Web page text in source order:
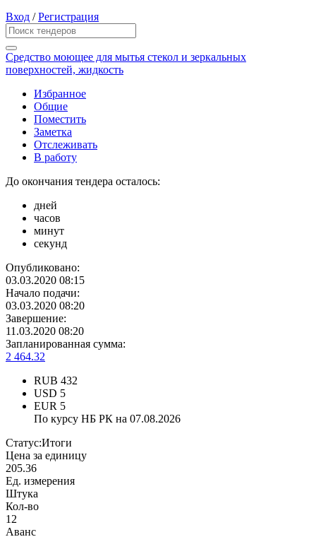
Вход /Регистрация
Средство моющее для мытья стекол и зеркальных
поверхностей, жидкость
Избранное
Общие
Поместить
Заметка
Отслеживать
В работу
До окончания тендера осталось:
дней
часов
минут
секунд
Опубликовано:
03.03.2020 08:15
Начало подачи:
03.03.2020 08:20
Завершение:
11.03.2020 08:20
Запланированная сумма:
2 464.32
RUB 432
USD 5
EUR 5
По курсу НБ РК на 07.08.2026
Статус:Итоги
Цена за единицу
205.36
Ед. измерения
Штука
Кол-во
12
Аванс